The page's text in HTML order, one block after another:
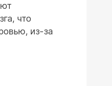
что
из-за